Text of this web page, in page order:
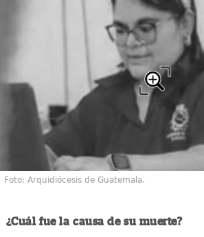
Foto: Arquidiócesis de Guatemala.
¿Cuál fue la causa de su muerte?